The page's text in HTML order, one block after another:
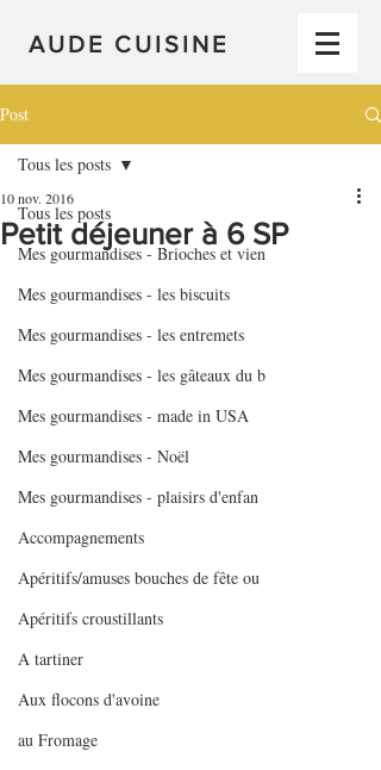
AUDE CUISINE
Post
Tous les posts
Mes gourmandises - Brioches et vien
Mes gourmandises - les biscuits
Mes gourmandises - les entremets
Mes gourmandises - les gâteaux du b
Mes gourmandises - made in USA
Mes gourmandises - Noël
Mes gourmandises - plaisirs d'enfan
Accompagnements
Apéritifs/amuses bouches de fête ou
Apéritifs croustillants
A tartiner
Aux flocons d'avoine
au Fromage
Tous les posts
Petit déjeuner à 6 SP
10 nov. 2016